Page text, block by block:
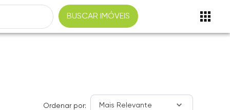
BUSCAR IMÓVEIS
Ordenar por: Mais Relevante